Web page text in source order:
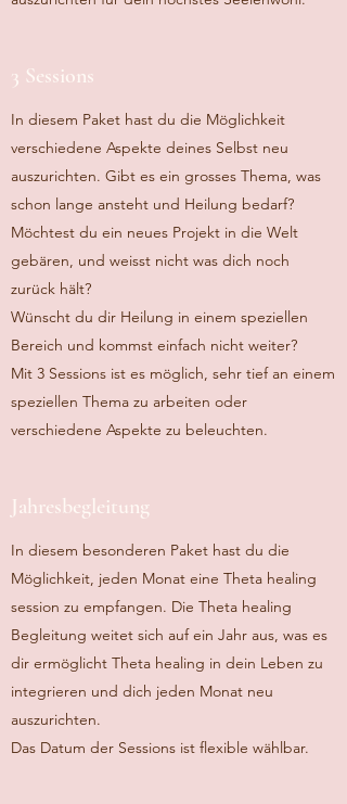
3 Sessions
In diesem Paket hast du die Möglichkeit
verschiedene Aspekte deines Selbst neu
auszurichten. Gibt es ein grosses Thema, was
schon lange ansteht und Heilung bedarf?
Möchtest du ein neues Projekt in die Welt
gebären, und weisst nicht was dich noch
zurück hält?
Wünscht du dir Heilung in einem speziellen
Bereich und kommst einfach nicht weiter?
Mit 3 Sessions ist es möglich, sehr tief an einem
speziellen Thema zu arbeiten oder
verschiedene Aspekte zu beleuchten.
Jahresbegleitung
In diesem besonderen Paket hast du die
Möglichkeit, jeden Monat eine Theta healing
session zu empfangen. Die Theta healing
Begleitung weitet sich auf ein Jahr aus, was es
dir ermöglicht Theta healing in dein Leben zu
integrieren und dich jeden Monat neu
auszurichten.
Das Datum der Sessions ist flexible wählbar.